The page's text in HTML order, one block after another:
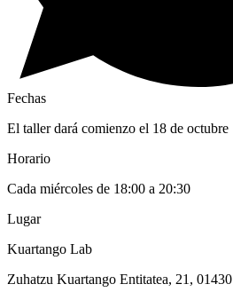
Fechas
El taller dará comienzo el 18 de octubre
Horario
Cada miércoles de 18:00 a 20:30
Lugar
Kuartango Lab
Zuhatzu Kuartango Entitatea, 21, 01430